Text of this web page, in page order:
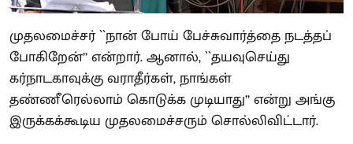
முதலமைச்சர் ``நான் போய் பேச்சுவார்த்தை நடத்தப்
போகிறேன்’’ என்றார். ஆனால், ``தயவுசெய்து
கர்நாடகாவுக்கு வராதீர்கள், நாங்கள்
தண்ணீரெல்லாம் கொடுக்க முடியாது’’ என்று அங்கு
இருக்கக்கூடிய முதலமைச்சரும் சொல்லிவிட்டார்.